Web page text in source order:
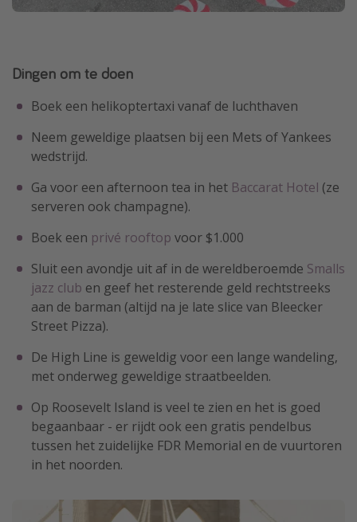
Dingen om te doen
Boek een helikoptertaxi vanaf de luchthaven
Neem geweldige plaatsen bij een Mets of Yankees
wedstrijd.
Ga voor een afternoon tea in het Baccarat Hotel (ze
serveren ook champagne).
Boek een privé rooftop voor $1.000
Sluit een avondje uit af in de wereldberoemde Smalls
jazz club en geef het resterende geld rechtstreeks
aan de barman (altijd na je late slice van Bleecker
Street Pizza).
De High Line is geweldig voor een lange wandeling,
met onderweg geweldige straatbeelden.
Op Roosevelt Island is veel te zien en het is goed
begaanbaar - er rijdt ook een gratis pendelbus
tussen het zuidelijke FDR Memorial en de vuurtoren
in het noorden.